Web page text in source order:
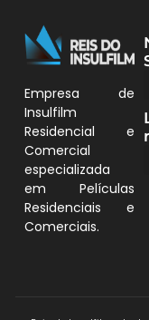
Empresa de
Insulfilm
Residencial e
Comercial
especializada
em Películas
Residenciais e
Comerciais.